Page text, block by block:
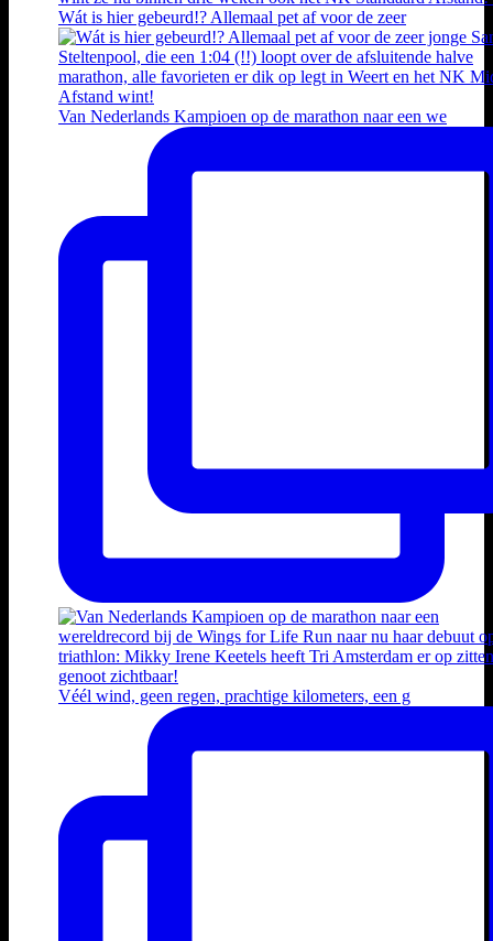
Wát is hier gebeurd!? Allemaal pet af voor de zeer
Van Nederlands Kampioen op de marathon naar een we
Véél wind, geen regen, prachtige kilometers, een g